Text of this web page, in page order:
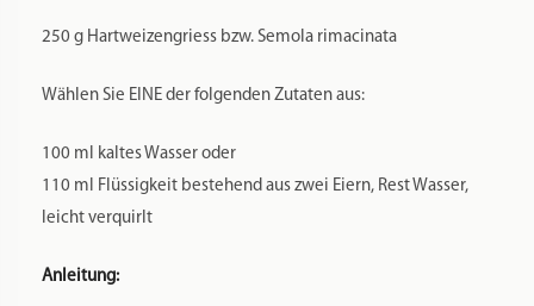
250 g Hartweizengriess bzw. Semola rimacinata
Wählen Sie EINE der folgenden Zutaten aus:
100 ml kaltes Wasser oder
110 ml Flüssigkeit bestehend aus zwei Eiern, Rest Wasser,
leicht verquirlt
Anleitung: